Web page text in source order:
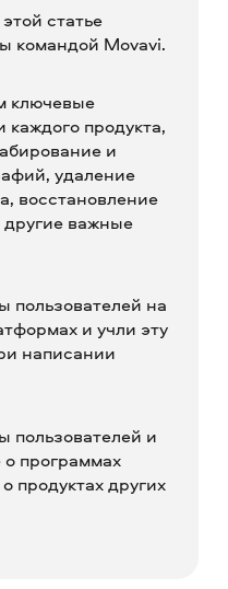
статье
командой Movavi.
ключевые
каждого продукта,
и
удаление
восстановление
важные
пользователей на
и учли эту
написании
пользователей и
программах
продуктах других